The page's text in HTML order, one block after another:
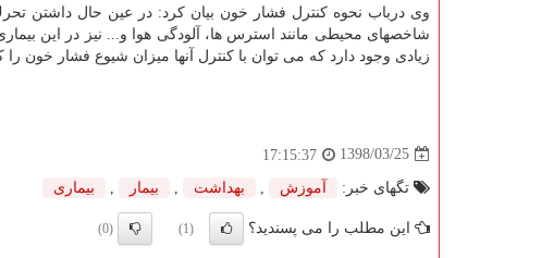
وی درباب نحوه كنترل فشار خون بیان كرد: در عین حال داشتن
شاخصهای محیطی مانند استرس ها، آلودگی هوا و... نیز در این
زیادی وجود دارد كه می توان با كنترل آنها میزان شیوع فشار خون را
1398/03/25
17:15:37
تگهای خبر: آموزش بهداشت بیمار بیماری
این مطلب را می پسندید؟ (1)
(0)